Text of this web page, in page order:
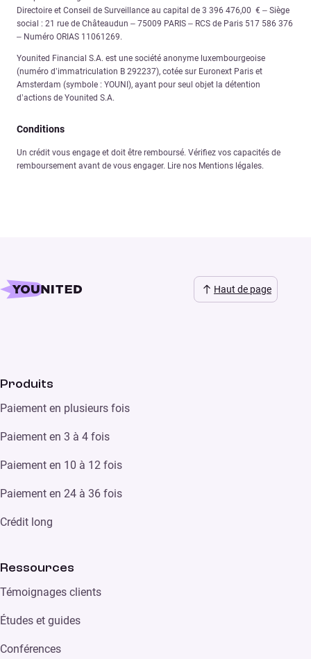
Directoire et Conseil de Surveillance au capital de 3 396 476,00 € – Siège
social : 21 rue de Châteaudun – 75009 PARIS – RCS de Paris 517 586 376
– Numéro ORIAS 11061269.
Younited Financial S.A. est une société anonyme luxembourgeoise
(numéro d’immatriculation B 292237), cotée sur Euronext Paris et
Amsterdam (symbole : YOUNI), ayant pour seul objet la détention
d’actions de Younited S.A.
Conditions
Un crédit vous engage et doit être remboursé. Vérifiez vos capacités de
remboursement avant de vous engager. Lire nos Mentions légales.
Haut de page
Produits
Paiement en plusieurs fois
Paiement en 3 à 4 fois
Paiement en 10 à 12 fois
Paiement en 24 à 36 fois
Crédit long
Ressources
Témoignages clients
Études et guides
Conférences